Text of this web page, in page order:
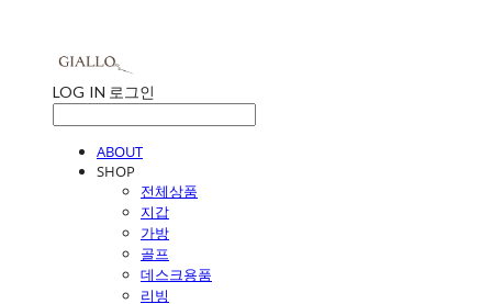
LOG IN 로그인
ABOUT
SHOP
전체상품
지갑
가방
골프
데스크용품
리빙